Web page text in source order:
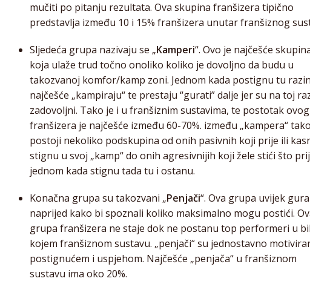
mučiti po pitanju rezultata. Ova skupina franšizera tipično
predstavlja između 10 i 15% franšizera unutar franšiznog
Sljedeća grupa nazivaju se „Kamperi“. Ovo je najčešće
koja ulaže trud točno onoliko koliko je dovoljno da budu u
takozvanoj komfor/kamp zoni. Jednom kada postignu tu
najčešće „kampiraju“ te prestaju “gurati” dalje jer su na toj
zadovoljni. Tako je i u franšiznim sustavima, te postotak
franšizera je najčešće između 60-70%. između „kampera“
postoji nekoliko podskupina od onih pasivnih koji prije ili
stignu u svoj „kamp“ do onih agresivnijih koji žele stići što
jednom kada stignu tada tu i ostanu.
Konačna grupa su takozvani „Penjači“. Ova grupa uvijek gura
naprijed kako bi spoznali koliko maksimalno mogu postići.
grupa franšizera ne staje dok ne postanu top performeri u
kojem franšiznom sustavu. „penjači“ su jednostavno
postignućem i uspjehom. Najčešće „penjača“ u franšiznom
sustavu ima oko 20%.